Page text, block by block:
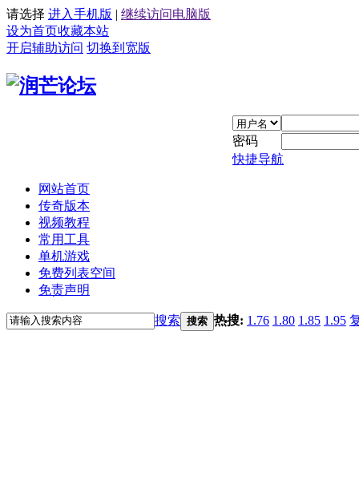
请选择 进入手机版 | 继续访问电脑版
设为首页收藏本站
开启辅助访问 切换到宽版
密码
快捷导航
网站首页
传奇版本
视频教程
常用工具
单机游戏
免费列表空间
免责声明
搜索 搜索 热搜: 1.76 1.80 1.85 1.95